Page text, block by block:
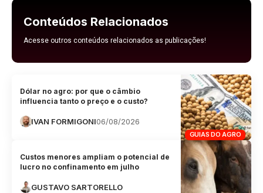
Conteúdos Relacionados
Acesse outros conteúdos relacionados as publicações!
GUIAS DO AGRO
Dólar no agro: por que o câmbio
influencia tanto o preço e o custo?
IVAN FORMIGONI06/08/2026
Custos menores ampliam o potencial de
lucro no confinamento em julho
GUSTAVO SARTORELLO